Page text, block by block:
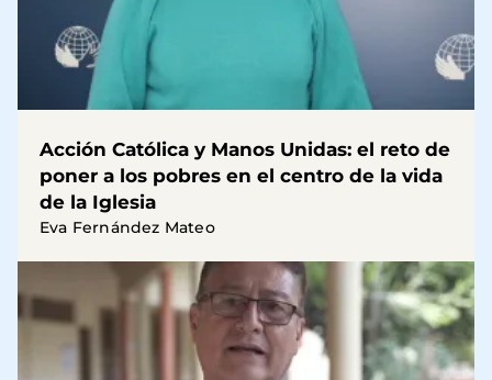
Acción Católica y Manos Unidas: el reto de
poner a los pobres en el centro de la vida
de la Iglesia
Eva Fernández Mateo